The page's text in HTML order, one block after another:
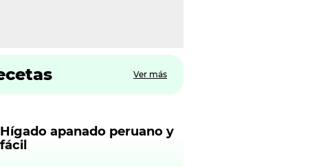
Ver más
Hígado apanado peruano y
fácil